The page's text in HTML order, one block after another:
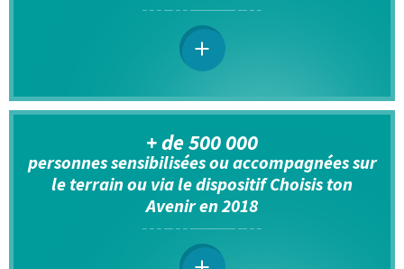
+ de 500 000
personnes sensibilisées ou accompagnées sur
le terrain ou via le dispositif Choisis ton
Avenir en 2018